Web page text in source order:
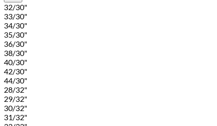
32/30"
33/30"
34/30"
35/30"
36/30"
38/30"
40/30"
42/30"
44/30"
28/32"
29/32"
30/32"
31/32"